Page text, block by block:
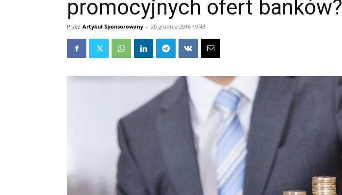
promocyjnych ofert banków?
Przez Artykuł Sponsorowany - 20 grudnia 2016 19:43